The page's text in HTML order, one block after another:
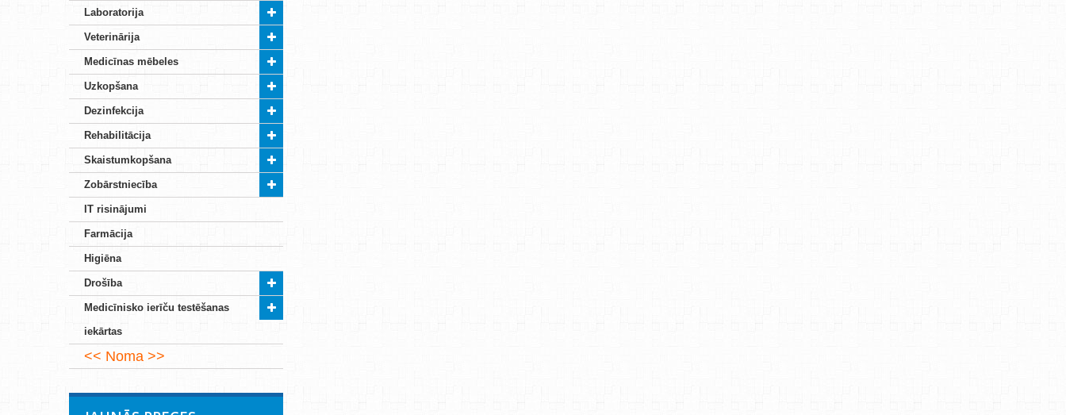
Laboratorija
Veterinārija
Medicīnas mēbeles
Uzkopšana
Dezinfekcija
Rehabilitācija
Skaistumkopšana
Zobārstniecība
IT risinājumi
Farmācija
Higiēna
Drošība
Medicīnisko ierīču testēšanas
iekārtas
Noma